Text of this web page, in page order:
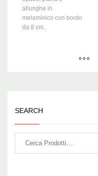
allunghe in
melaminico con bordo
da 8 cm.
SEARCH